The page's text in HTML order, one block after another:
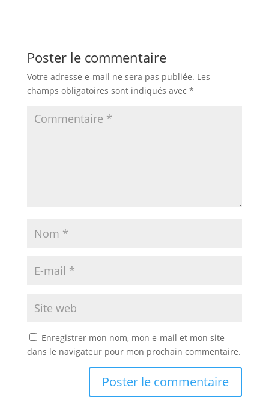
Poster le commentaire
Votre adresse e-mail ne sera pas publiée. Les
champs obligatoires sont indiqués avec *
Enregistrer mon nom, mon e-mail et mon site
dans le navigateur pour mon prochain commentaire.